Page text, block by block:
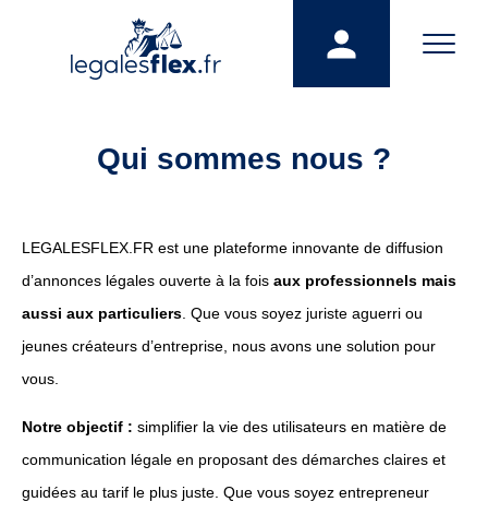
Qui sommes nous ?
LEGALESFLEX.FR est une plateforme innovante de diffusion
d’annonces légales ouverte à la fois aux professionnels mais
aussi aux particuliers . Que vous soyez juriste aguerri ou
jeunes créateurs d’entreprise, nous avons une solution pour
vous.
Notre objectif : simplifier la vie des utilisateurs en matière de
communication légale en proposant des démarches claires et
guidées au tarif le plus juste. Que vous soyez entrepreneur